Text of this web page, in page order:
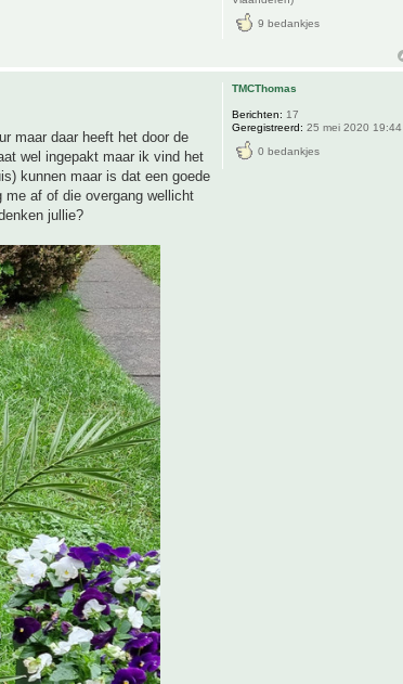
9 bedankjes
maar daar heeft het door de
wel ingepakt maar ik vind het
kunnen maar is dat een goede
me af of die overgang wellicht
jullie?
TMCThomas
Berichten: 17
Geregistreerd: 25 mei 2020 19:44
0 bedankjes